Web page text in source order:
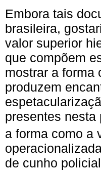
Embora tais
brasileira,
valor superior
que compõem
mostrar a forma
produzem
presentes
a forma como a
de cunho